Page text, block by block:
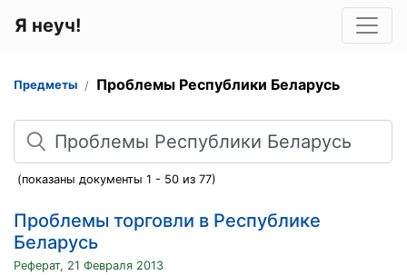
Я неуч!
Предметы Проблемы Республики Беларусь
Поиск
(показаны документы 1 - 50 из 77)
Проблемы торговли в Республике
Беларусь
Реферат, 21 Февраля 2013